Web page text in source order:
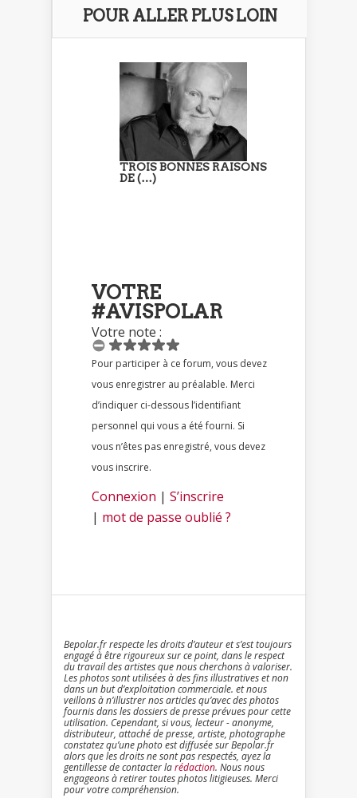
POUR ALLER PLUS LOIN
TROIS BONNES RAISONS
DE (…)
VOTRE
#AVISPOLAR
Votre note :
Pour participer à ce forum, vous devez
vous enregistrer au préalable. Merci
d’indiquer ci-dessous l’identifiant
personnel qui vous a été fourni. Si
vous n’êtes pas enregistré, vous devez
vous inscrire.
Connexion | S’inscrire
| mot de passe oublié ?
Bepolar.fr respecte les droits d’auteur et s’est toujours
engagé à être rigoureux sur ce point, dans le respect
du travail des artistes que nous cherchons à valoriser.
Les photos sont utilisées à des fins illustratives et non
dans un but d’exploitation commerciale. et nous
veillons à n’illustrer nos articles qu’avec des photos
fournis dans les dossiers de presse prévues pour cette
utilisation. Cependant, si vous, lecteur - anonyme,
distributeur, attaché de presse, artiste, photographe
constatez qu’une photo est diffusée sur Bepolar.fr
alors que les droits ne sont pas respectés, ayez la
gentillesse de contacter larédaction. Nous nous
engageons à retirer toutes photos litigieuses. Merci
pour votre compréhension.